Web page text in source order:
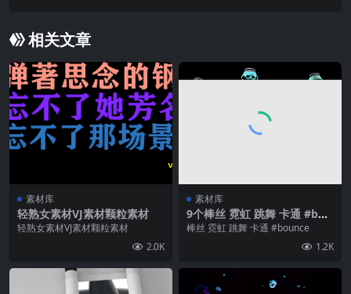
相关文章
素材库
轻熟女素材VJ素材颗粒素材
轻熟女素材VJ素材颗粒素材
2.0K
素材库
9个棒丝 霓虹 跳舞 卡通 #bou
nce
棒丝 霓虹 跳舞 卡通 #bounce
1.2K